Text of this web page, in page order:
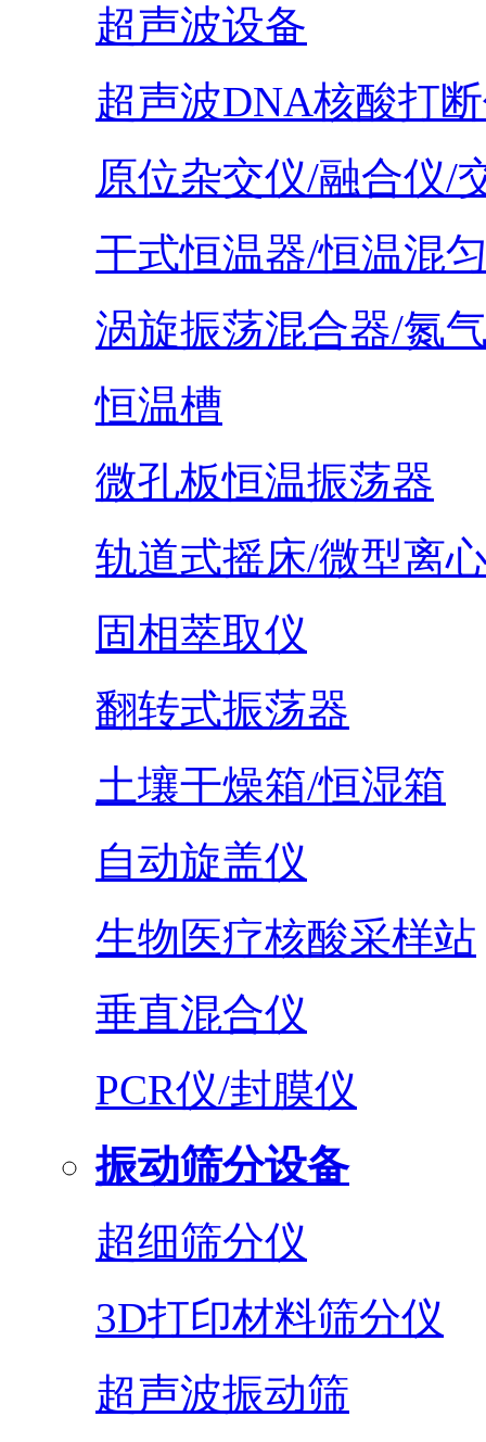
超声波设备
超声波DNA核酸打
原位杂交仪/融合仪/
干式恒温器/恒温混
涡旋振荡混合器/氮
恒温槽
微孔板恒温振荡器
轨道式摇床/微型离
固相萃取仪
翻转式振荡器
土壤干燥箱/恒湿箱
自动旋盖仪
生物医疗核酸采样站
垂直混合仪
PCR仪/封膜仪
振动筛分设备
超细筛分仪
3D打印材料筛分仪
超声波振动筛